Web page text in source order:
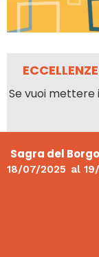
Se vuoi mettere
Sagra del Borgo
18/07/2025 al